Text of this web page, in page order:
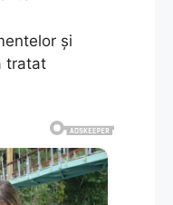
și
tratat